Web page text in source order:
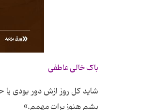
باک خالی عاطفی
شاید کل روز ازش دور بودی یا
بشم هنوز برات مهمم.»